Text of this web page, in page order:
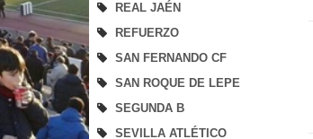
REAL JAÉN
REFUERZO
SAN FERNANDO CF
SAN ROQUE DE LEPE
SEGUNDA B
SEVILLA ATLÉTICO